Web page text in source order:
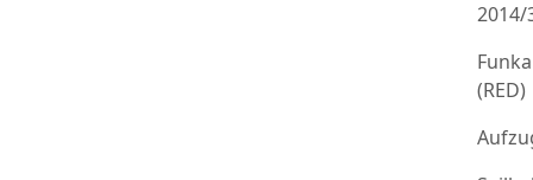
2014/
(RED)